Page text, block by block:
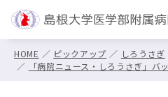
HOME ピックアップ
しろうさぎ
「病院ニュース・しろうさぎ」バックナンバー （H23年度)